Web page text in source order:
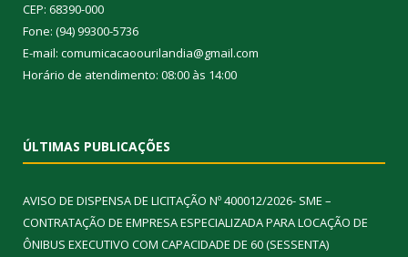
CEP: 68390-000
Fone: (94) 99300-5736
E-mail: comumicacaoourilandia@gmail.com
Horário de atendimento: 08:00 às 14:00
ÚLTIMAS PUBLICAÇÕES
AVISO DE DISPENSA DE LICITAÇÃO Nº 400012/2026- SME –
CONTRATAÇÃO DE EMPRESA ESPECIALIZADA PARA LOCAÇÃO DE
ÔNIBUS EXECUTIVO COM CAPACIDADE DE 60 (SESSENTA)